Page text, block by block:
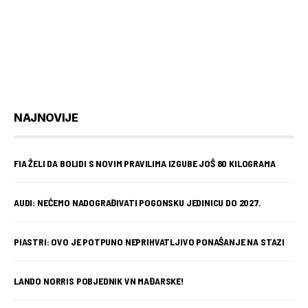
NAJNOVIJE
FIA ŽELI DA BOLIDI S NOVIM PRAVILIMA IZGUBE JOŠ 80 KILOGRAMA
AUDI: NEĆEMO NADOGRAĐIVATI POGONSKU JEDINICU DO 2027.
PIASTRI: OVO JE POTPUNO NEPRIHVATLJIVO PONAŠANJE NA STAZI
LANDO NORRIS POBJEDNIK VN MAĐARSKE!